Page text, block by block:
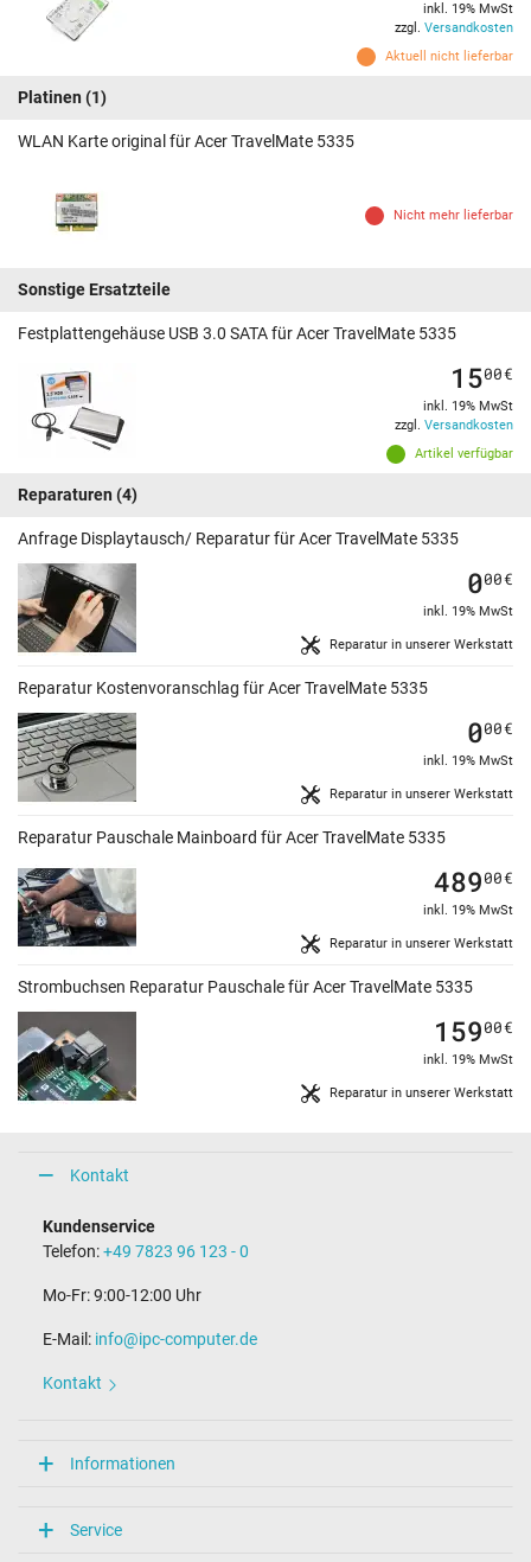
Aktuell nicht lieferbar
inkl. 19% MwSt
zzgl. Versandkosten
Platinen (1)
WLAN Karte original für Acer TravelMate 5335
Nicht mehr lieferbar
Sonstige Ersatzteile
Festplattengehäuse USB 3.0 SATA für Acer TravelMate 5335
Artikel verfügbar
1500€
inkl. 19% MwSt
zzgl. Versandkosten
Reparaturen (4)
Anfrage Displaytausch/ Reparatur für Acer TravelMate 5335
Reparatur in unserer Werkstatt
000€
inkl. 19% MwSt
Reparatur Kostenvoranschlag für Acer TravelMate 5335
Reparatur in unserer Werkstatt
000€
inkl. 19% MwSt
Reparatur Pauschale Mainboard für Acer TravelMate 5335
Reparatur in unserer Werkstatt
48900€
inkl. 19% MwSt
Strombuchsen Reparatur Pauschale für Acer TravelMate 5335
Reparatur in unserer Werkstatt
15900€
inkl. 19% MwSt
Kontakt
Kundenservice
Telefon:+49 7823 96 123 - 0
Mo-Fr: 9:00-12:00 Uhr
E-Mail: info@ipc-computer.de
Kontakt
Informationen
Service